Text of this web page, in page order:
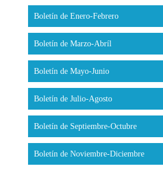
Boletín de Enero-Febrero
Boletín de Marzo-Abríl
Boletín de Mayo-Junio
Boletín de Julio-Agosto
Boletín de Septiembre-Octubre
Boletín de Noviembre-Diciembre